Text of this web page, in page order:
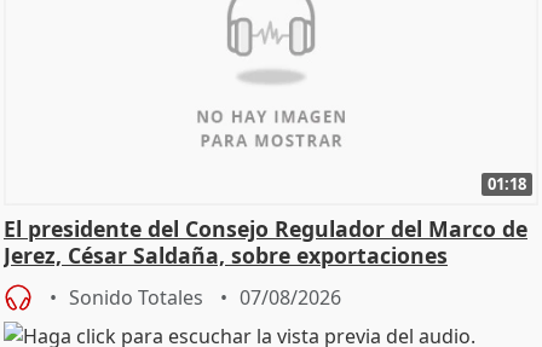
01:18
El presidente del Consejo Regulador del Marco de
Jerez, César Saldaña, sobre exportaciones
Sonido Totales 07/08/2026